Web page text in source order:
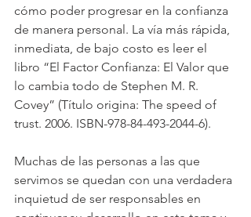
cómo poder progresar en la confianza
de manera personal. La vía más rápida,
inmediata, de bajo costo es leer el
libro “El Factor Confianza: El Valor que
lo cambia todo de Stephen M. R.
Covey” (Título origina: The speed of
trust. 2006. ISBN-978-84-493-2044-6).
Muchas de las personas a las que
servimos se quedan con una verdadera
inquietud de ser responsables en